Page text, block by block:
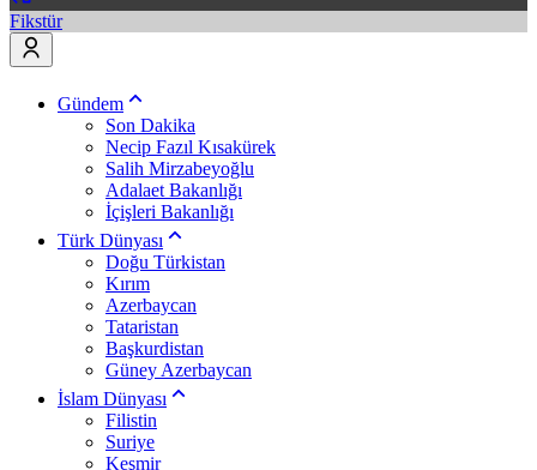
Fikstür
Gündem
Son Dakika
Necip Fazıl Kısakürek
Salih Mirzabeyoğlu
Adalaet Bakanlığı
İçişleri Bakanlığı
Türk Dünyası
Doğu Türkistan
Kırım
Azerbaycan
Tataristan
Başkurdistan
Güney Azerbaycan
İslam Dünyası
Filistin
Suriye
Keşmir